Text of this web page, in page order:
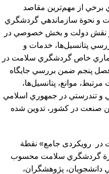
برخي از مهم‌ترین مقاصد
و نحوة سازماندهي گردشگري
و نقش دولت و بخش خصوصي در
پتانسيل‌ها، خدمات و
آماري خاص گردشگري سلامت در
فصل پنجم ضمن بررسي جايگاه
موانع، پتانسيل‌ها،
و تندرستي در جمهوري اسلامي
صنعت در كشور، تدوين شده
در رویکردی جامع» نقطة
گردشگري سلامت محسوب
دانشجويان، پژوهشگران،